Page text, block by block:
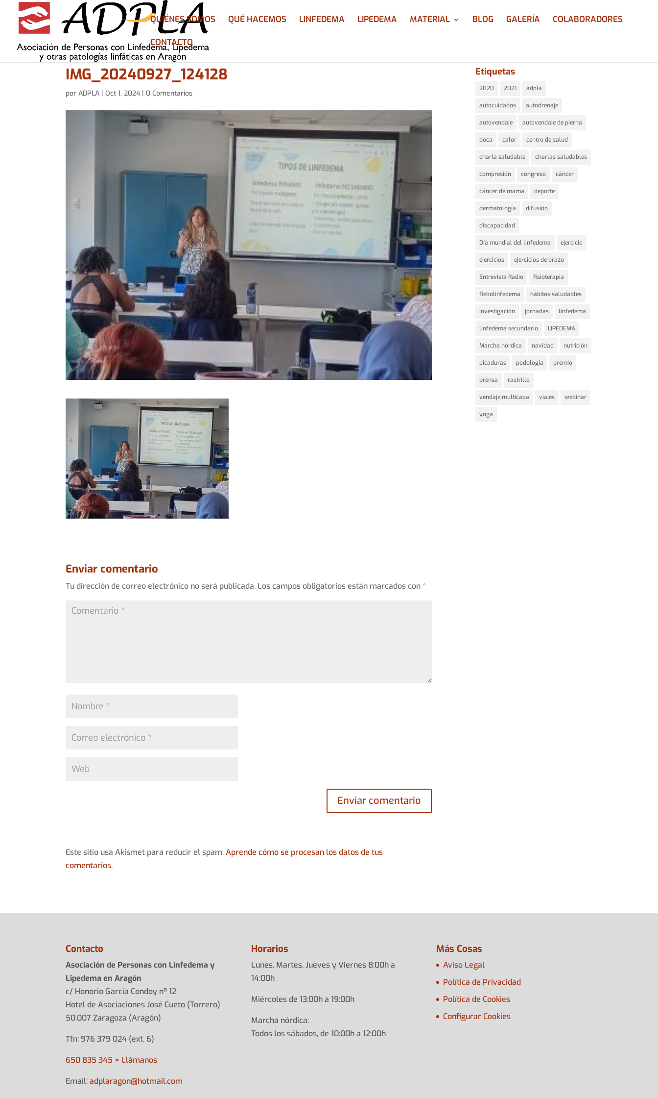
QUIÉNES SOMOS QUÉ HACEMOS LINFEDEMA LIPEDEMA MATERIAL BLOG GALERÍA COLABORADORES
CONTACTO
IMG_20240927_124128
porADPLA |Oct 1, 2024 | 0 Comentarios
Enviar comentario
Tu dirección de correo electrónico no será publicada. Los campos obligatorios están marcados con *
Este sitio usa Akismet para reducir el spam.Aprende cómo se procesan los datos de tus
comentarios.
Etiquetas
2020 2021 adpla
autocuidados autodrenaje
autovendaje autovendaje de pierna
boca calor centro de salud
charla saludable charlas saludables
compresión congreso cáncer
cáncer de mama deporte
dermatología difusión
discapacidad
Día mundial del linfedema ejercicio
ejercicios ejercicios de brazo
Entrevista Radio fisioterapia
flebolinfedema hábitos saludables
investigación jornadas linfedema
linfedema secundario LIPEDEMA
Marcha nórdica navidad nutrición
picaduras podologia premio
prensa rastrillo
vendaje multicapa viajes webinar
yoga
Contacto
Asociación de Personas con Linfedema y
Lipedema en Aragón
c/ Honorio García Condoy nº 12
Hotel de Asociaciones José Cueto (Torrero)
50.007 Zaragoza (Aragón)
Tfn: 976 379 024 (ext. 6)
650 835 345 > Llámanos
Email:adplaragon@hotmail.com
Horarios
Lunes, Martes, Jueves y Viernes 8:00h a
14:00h
Miércoles de 13:00h a 19:00h
Marcha nórdica:
Todos los sábados, de 10:00h a 12:00h
Más Cosas
Aviso Legal
Política de Privacidad
Política de Cookies
Configurar Cookies